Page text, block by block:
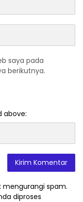
saya pada
berikutnya.
above:
mengurangi spam.
diproses